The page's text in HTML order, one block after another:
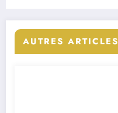
AUTRES ARTICLES